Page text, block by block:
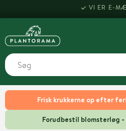
Frisk krukkerne op efter
Forudbestil blomsterløg
VI ER E-